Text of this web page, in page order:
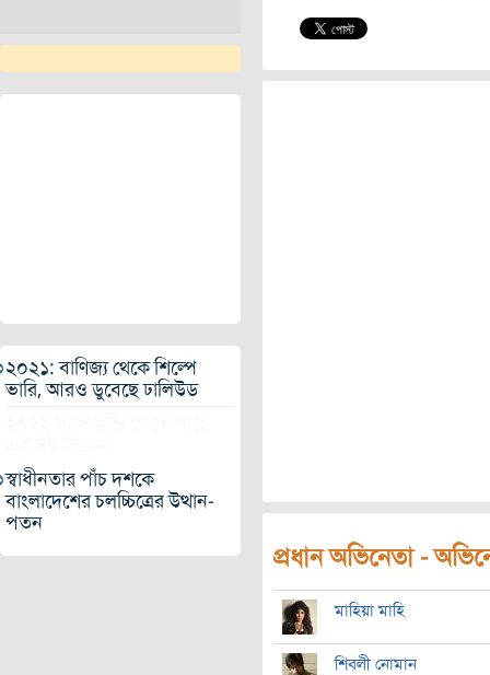
২০২১: বাণিজ্য থেকে শিল্পে
ভারি, আরও ডুবেছে ঢালিউড
স্বাধীনতার পাঁচ দশকে
বাংলাদেশের চলচ্চিত্রের উত্থান-
পতন
প্রধান অভিনেতা -
মাহিয়া মাহি
শিবলী নোমান